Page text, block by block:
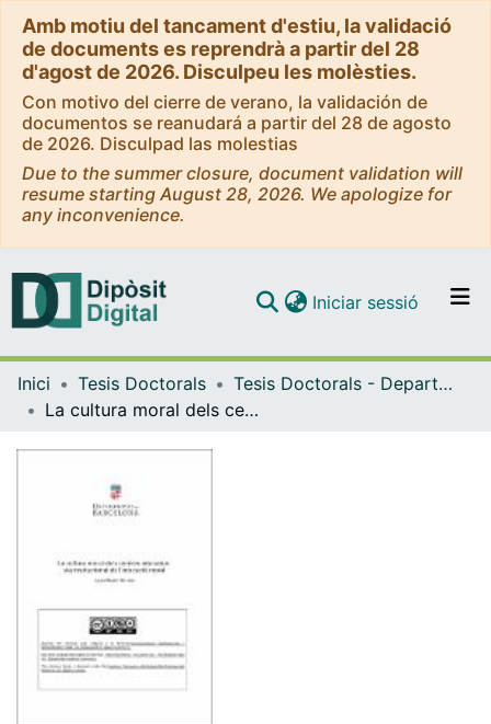
Amb motiu del tancament d'estiu, la validació
de documents es reprendrà a partir del 28
d'agost de 2026. Disculpeu les molèsties.
Con motivo del cierre de verano, la validación de
documentos se reanudará a partir del 28 de agosto
de 2026. Disculpad las molestias
Due to the summer closure, document validation will
resume starting August 28, 2026. We apologize for
any inconvenience.
Navega per tot el DD
Iniciar sessió (current)
Inici Tesis Doctorals
Tesis Doctorals - Departament - Teoria i Història de l'Educació
La cultura moral dels centres educatius: via institucional de l'educació moral